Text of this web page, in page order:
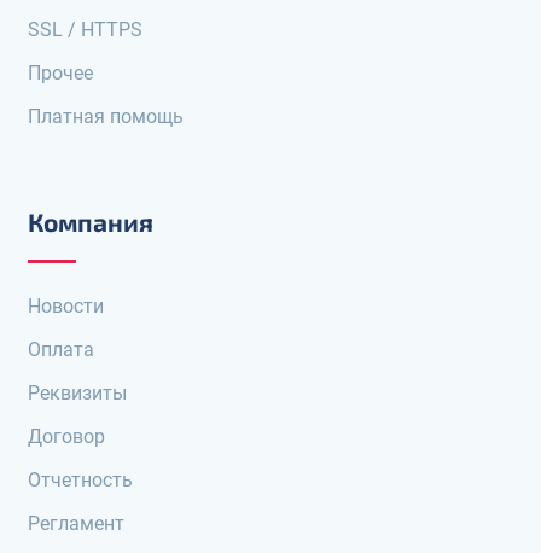
SSL / HTTPS
Прочее
Платная помощь
Компания
Новости
Оплата
Реквизиты
Договор
Отчетность
Регламент